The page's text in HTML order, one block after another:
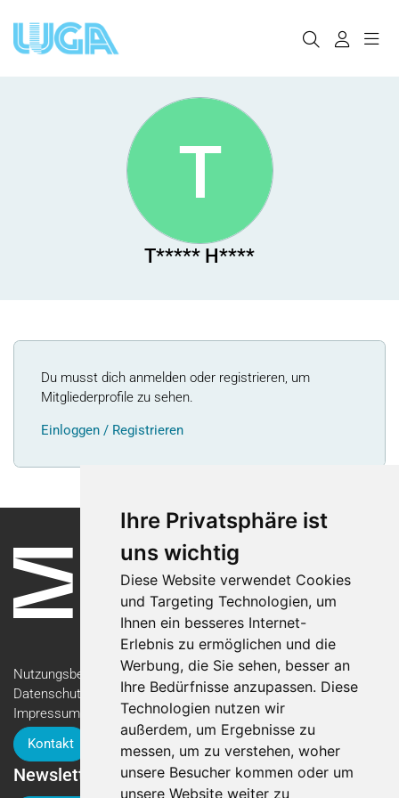
Ihre Privatsphäre ist
uns wichtig
Diese Website verwendet Cookies
und Targeting Technologien, um
Ihnen ein besseres Internet-
Erlebnis zu ermöglichen und die
Werbung, die Sie sehen, besser an
Ihre Bedürfnisse anzupassen. Diese
Technologien nutzen wir
außerdem, um Ergebnisse zu
messen, um zu verstehen, woher
unsere Besucher kommen oder um
unsere Website weiter zu
T
T***** H****
Du musst dich anmelden oder registrieren, um
Mitgliederprofile zu sehen.
Einloggen / Registrieren
Nutzungsbedingungen
Datenschutzerklärung
Impressum
Kontakt
Newsletter